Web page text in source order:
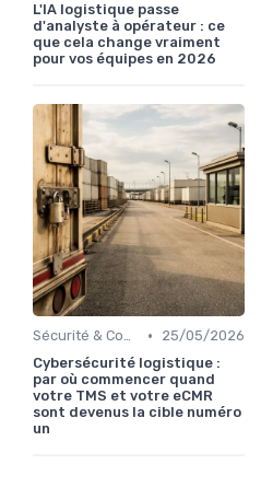
L'IA logistique passe
d'analyste à opérateur : ce
que cela change vraiment
pour vos équipes en 2026
Sécurité & Conformité •
25/05/2026
Cybersécurité logistique :
par où commencer quand
votre TMS et votre eCMR
sont devenus la cible numéro
un